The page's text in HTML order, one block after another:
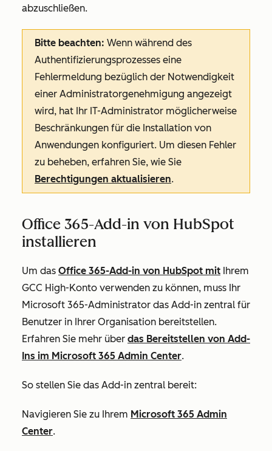
abzuschließen.
Bitte beachten: Wenn während des
Authentifizierungsprozesses eine
Fehlermeldung bezüglich der Notwendigkeit
einer Administratorgenehmigung angezeigt
wird, hat Ihr IT-Administrator möglicherweise
Beschränkungen für die Installation von
Anwendungen konfiguriert. Um diesen Fehler
zu beheben, erfahren Sie, wie Sie
Berechtigungen aktualisieren.
Office 365-Add-in von HubSpot
installieren
Um das Office 365-Add-in von HubSpot mit Ihrem
GCC High-Konto verwenden zu können, muss Ihr
Microsoft 365-Administrator das Add-in zentral für
Benutzer in Ihrer Organisation bereitstellen.
Erfahren Sie mehr über das Bereitstellen von Add-
Ins im Microsoft 365 Admin Center.
So stellen Sie das Add-in zentral bereit:
Navigieren Sie zu Ihrem Microsoft 365 Admin
Center.